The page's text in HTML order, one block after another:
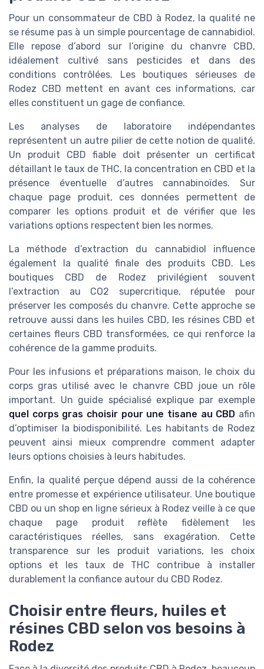
Pour un consommateur de CBD à Rodez, la qualité ne
se résume pas à un simple pourcentage de cannabidiol.
Elle repose d’abord sur l’origine du chanvre CBD,
idéalement cultivé sans pesticides et dans des
conditions contrôlées. Les boutiques sérieuses de
Rodez CBD mettent en avant ces informations, car
elles constituent un gage de confiance.
Les analyses de laboratoire indépendantes
représentent un autre pilier de cette notion de qualité.
Un produit CBD fiable doit présenter un certificat
détaillant le taux de THC, la concentration en CBD et la
présence éventuelle d’autres cannabinoïdes. Sur
chaque page produit, ces données permettent de
comparer les options produit et de vérifier que les
variations options respectent bien les normes.
La méthode d’extraction du cannabidiol influence
également la qualité finale des produits CBD. Les
boutiques CBD de Rodez privilégient souvent
l’extraction au CO2 supercritique, réputée pour
préserver les composés du chanvre. Cette approche se
retrouve aussi dans les huiles CBD, les résines CBD et
certaines fleurs CBD transformées, ce qui renforce la
cohérence de la gamme produits.
Pour les infusions et préparations maison, le choix du
corps gras utilisé avec le chanvre CBD joue un rôle
important. Un guide spécialisé explique par exemple
quel corps gras choisir pour une tisane au CBD afin
d’optimiser la biodisponibilité. Les habitants de Rodez
peuvent ainsi mieux comprendre comment adapter
leurs options choisies à leurs habitudes.
Enfin, la qualité perçue dépend aussi de la cohérence
entre promesse et expérience utilisateur. Une boutique
CBD ou un shop en ligne sérieux à Rodez veille à ce que
chaque page produit reflète fidèlement les
caractéristiques réelles, sans exagération. Cette
transparence sur les produit variations, les choix
options et les taux de THC contribue à installer
durablement la confiance autour du CBD Rodez.
Choisir entre fleurs, huiles et
résines CBD selon vos besoins à
Rodez